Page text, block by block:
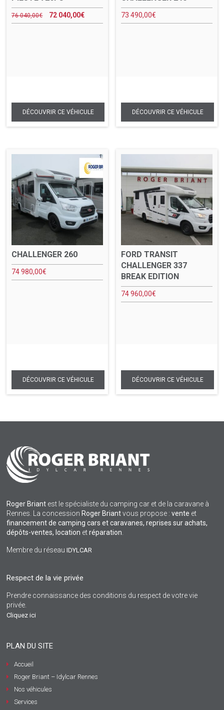
76 040,00€ 72 040,00€ 73 490,00€
CHALLENGER 260
74 980,00€
FORD TRANSIT
CHALLENGER 337
BREAK EDITION
74 960,00€
Roger Briant est le spécialiste du camping car et de la caravane à
Rennes. La concession Roger Briantvous propose : vente et
financement de camping cars et caravanes, reprises sur achats,
dépôts-ventes, location etréparation.
Membre du réseauIDYLCAR
Respect de la vie privée
Prendre connaissance des conditions du respect de votre vie
privée.
Cliquez ici
PLAN DU SITE
Accueil
Roger Briant – Idylcar Rennes
Nos véhicules
Services